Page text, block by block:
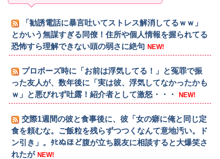
「勧誘電話に暴言吐いてストレス解消してるｗｗ」
とかいう無謀すぎる同僚！住所や個人情報を握られてる
恐怖すら理解できない頭の弱さに絶句 NEW!
プロポーズ時に「お前は浮気してる！」と冤罪で振
った友人が、数年後に「実は彼、浮気してなかったかも
ｗ」と悪びれず吐露！紹介者として激怒・・・
NEW!
交際1週間の彼と食事後に、彼「女の癖に俺と同じ定
食を頼むな。ご飯粒を残らずつつくなんて意地汚い。ド
ン引き」。ﾀﾋぬほど腹が立ち親友に相談すると大爆笑さ
れたが NEW!